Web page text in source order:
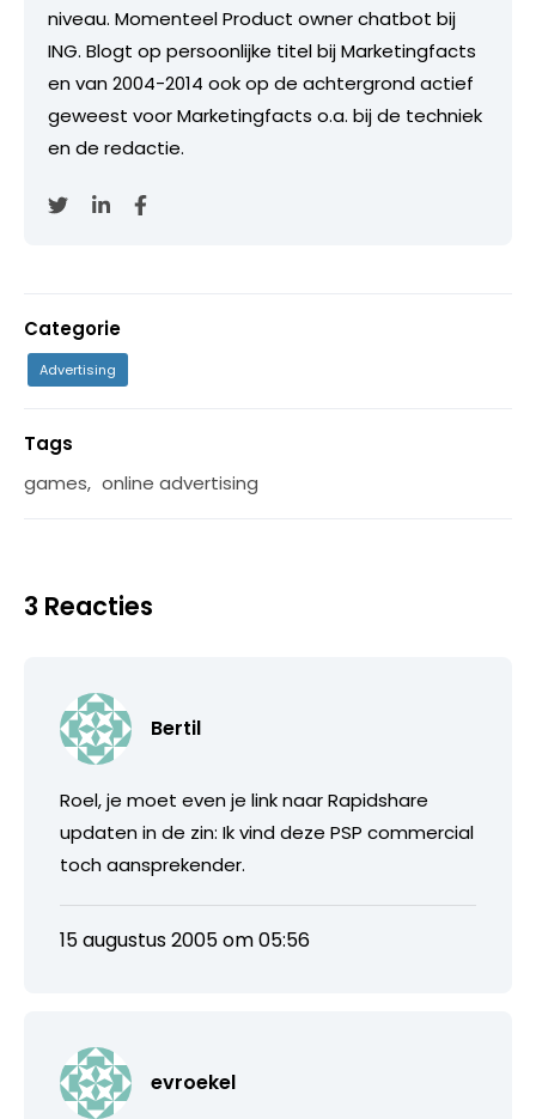
niveau. Momenteel Product owner chatbot bij
ING. Blogt op persoonlijke titel bij Marketingfacts
en van 2004-2014 ook op de achtergrond actief
geweest voor Marketingfacts o.a. bij de techniek
en de redactie.
Categorie
Advertising
Tags
games, online advertising
3 Reacties
Bertil
Roel, je moet even je link naar Rapidshare
updaten in de zin: Ik vind deze PSP commercial
toch aansprekender.
15 augustus 2005 om 05:56
evroekel